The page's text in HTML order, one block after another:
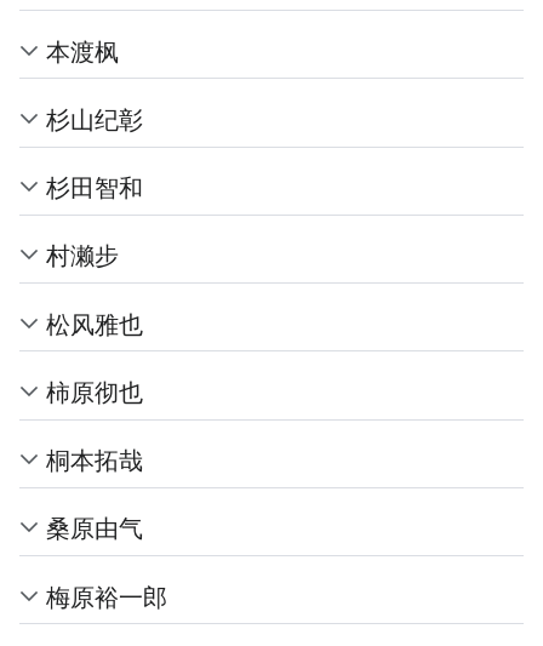
本渡枫
杉山纪彰
杉田智和
村濑步
松风雅也
柿原彻也
桐本拓哉
桑原由气
梅原裕一郎